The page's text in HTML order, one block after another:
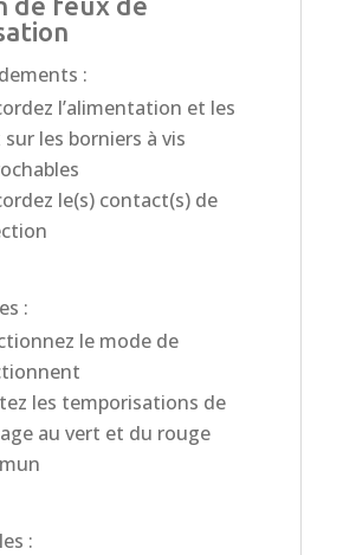
:
l’alimentation et les
les borniers à vis
le(s) contact(s) de
:
le mode de
les temporisations de
au vert et du rouge
: